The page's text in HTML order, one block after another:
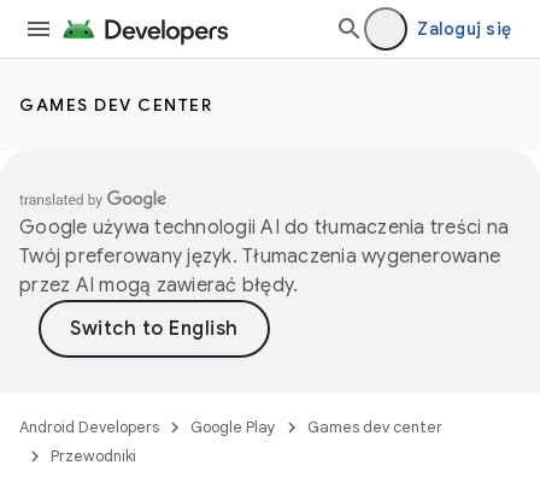
Zaloguj się
GAMES DEV CENTER
Google używa technologii AI do tłumaczenia treści na
Twój preferowany język. Tłumaczenia wygenerowane
przez AI mogą zawierać błędy.
Android Developers Google Play
Games dev center
Przewodniki